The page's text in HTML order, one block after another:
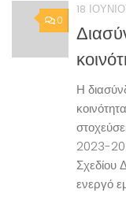
0
18
Η
2023-
Σχεδίου
ενεργό